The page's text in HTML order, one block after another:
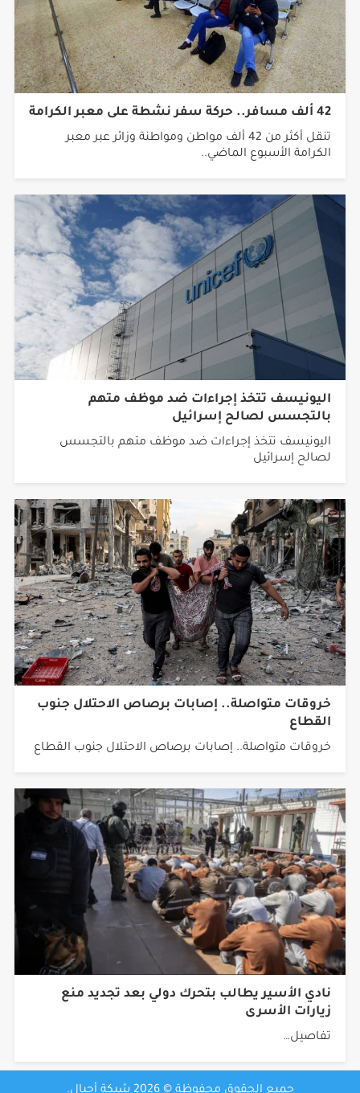
42 ألف مسافر.. حركة سفر نشطة على معبر الكرامة
تنقل أكثر من 42 ألف مواطن ومواطنة وزائر عبر معبر
الكرامة الأسبوع الماضي..
اليونيسف تتخذ إجراءات ضد موظف متهم
بالتجسس لصالح إسرائيل
اليونيسف تتخذ إجراءات ضد موظف متهم بالتجسس
لصالح إسرائيل
خروقات متواصلة.. إصابات برصاص الاحتلال جنوب
القطاع
خروقات متواصلة.. إصابات برصاص الاحتلال جنوب القطاع
نادي الأسير يطالب بتحرك دولي بعد تجديد منع
زيارات الأسرى
تفاصيل…